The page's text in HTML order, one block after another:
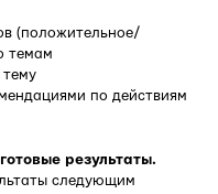
(положительное/
темам
по действиям
результаты.
следующим